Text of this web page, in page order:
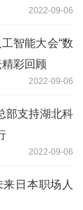
2022-09-06
智能大会“数
精彩回顾
2022-09-06
部支持湖北科
2022-09-06
日本职场人